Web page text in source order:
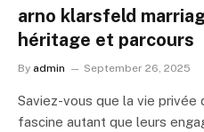
arno klarsfeld
héritage et parcours
By admin September 26, 2025
Saviez-vous que la vie
fascine autant que leurs